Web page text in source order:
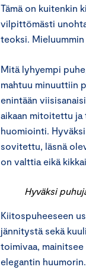
Tämä on kuitenkin
vilpittömästi
teoksi. Mieluummin
Mitä lyhyempi
mahtuu minuuttiin
enintään
aikaan mitoitettu ja
huomiointi.
sovitettu, läsnä
on valttia eikä
Hyväksi
Kiitospuheeseen
jännitystä sekä
toimivaa,
elegantin